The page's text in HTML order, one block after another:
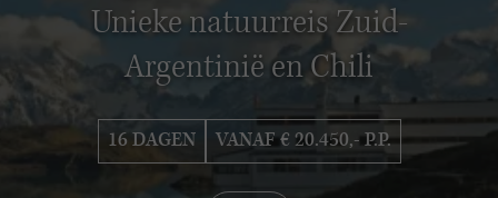
Unieke natuurreis Zuid-
Argentinië en Chili
16 DAGEN VANAF € 20.450,- P.P.